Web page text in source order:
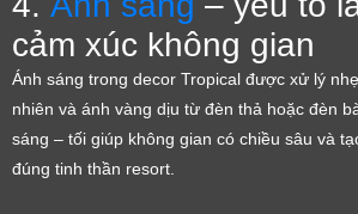
cảm xúc không gian
Ánh sáng trong decor Tropical được xử lý
nhiên và ánh vàng dịu từ đèn thả hoặc đèn
sáng – tối giúp không gian có chiều sâu và
đúng tinh thần resort.